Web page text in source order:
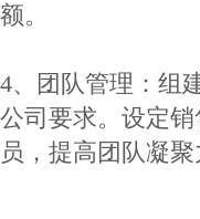
额。
4、团队管理：组
公司要求。设定
员，提高团队凝聚